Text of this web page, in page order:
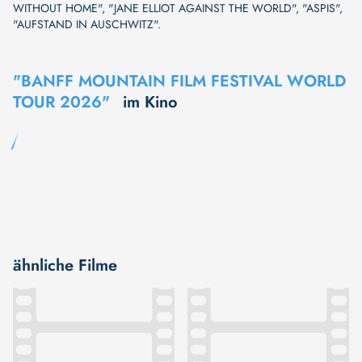
WITHOUT HOME", "JANE ELLIOT AGAINST THE WORLD", "ASPIS",
"AUFSTAND IN AUSCHWITZ".
"BANFF MOUNTAIN FILM FESTIVAL WORLD
TOUR 2026"
im Kino
ähnliche Filme